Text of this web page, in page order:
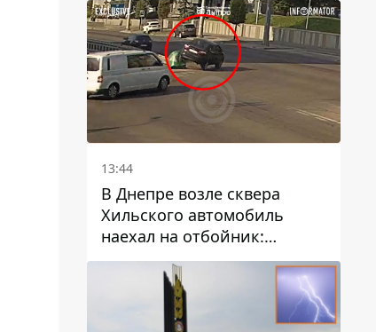
13:44
В Днепре возле сквера
Хильского автомобиль
наехал на отбойник:
момент происшествия